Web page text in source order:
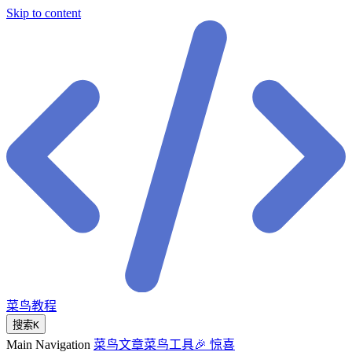
Skip to content
菜鸟教程
搜索K
Main Navigation 菜鸟文章菜鸟工具🎉 惊喜